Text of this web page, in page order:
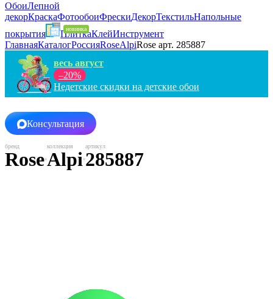
ОбоиЛепной
декорКраскаФотообоиФрескиДекорТекстильНапольные
покрытия
ПлиткаКлейИнструмент
ГлавнаяКаталогРоссияRoseAlpiRose арт. 285887
весь август
–20%
Недетские скидки на детские обои
Консультация
RoseAlpi285887